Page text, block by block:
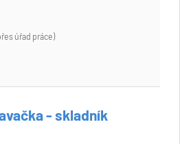
úřad práce)
- skladník